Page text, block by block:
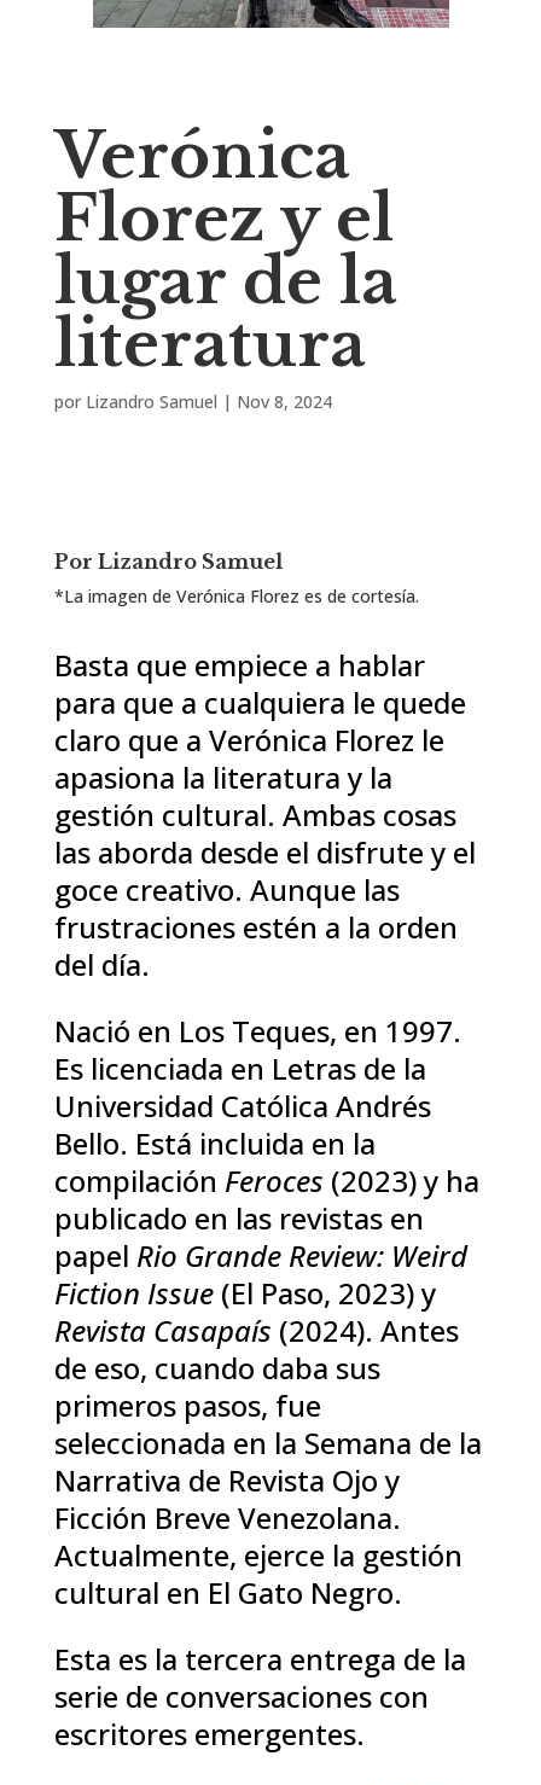
Verónica
Florez y el
lugar de la
literatura
por Lizandro Samuel | Nov 8, 2024
Por Lizandro Samuel
*La imagen de Verónica Florez es de cortesía.
Basta que empiece a hablar
para que a cualquiera le quede
claro que a Verónica Florez le
apasiona la literatura y la
gestión cultural. Ambas cosas
las aborda desde el disfrute y el
goce creativo. Aunque las
frustraciones estén a la orden
del día.
Nació en Los Teques, en 1997.
Es licenciada en Letras de la
Universidad Católica Andrés
Bello. Está incluida en la
compilación Feroces (2023) y ha
publicado en las revistas en
papel Rio Grande Review: Weird
Fiction Issue(El Paso, 2023) y
Revista Casapaís (2024). Antes
de eso, cuando daba sus
primeros pasos, fue
seleccionada en la Semana de la
Narrativa de Revista Ojo y
Ficción Breve Venezolana.
Actualmente, ejerce la gestión
cultural en El Gato Negro.
Esta es la tercera entrega de la
serie de conversaciones con
escritores emergentes.